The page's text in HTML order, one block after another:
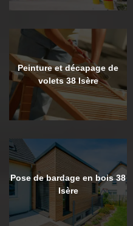
Peinture et décapage de
volets 38 Isère
Pose de bardage en bois 38
Isère